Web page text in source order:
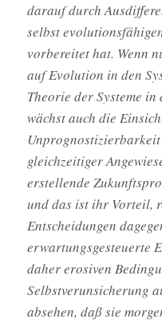
darauf durch
selbst
vorbereitet hat. Wenn
auf Evolution in den
Theorie der Systeme
wächst auch die
gleichzeitiger
erstellende
und das ist ihr Vorteil,
Entscheidungen
erwartungsgesteuerte
daher erosiven
Selbstverunsicherung
absehen, daß sie